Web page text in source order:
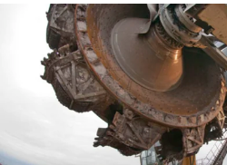
berlin
nord
wahrheit